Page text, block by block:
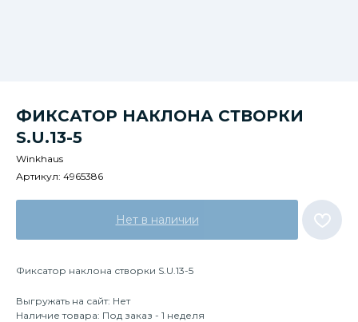
ФИКСАТОР НАКЛОНА СТВОРКИ
S.U.13-5
Winkhaus
Артикул: 4965386
Нет в наличии
Фиксатор наклона створки S.U.13-5
Выгружать на сайт: Нет
Наличие товара: Под заказ - 1 неделя